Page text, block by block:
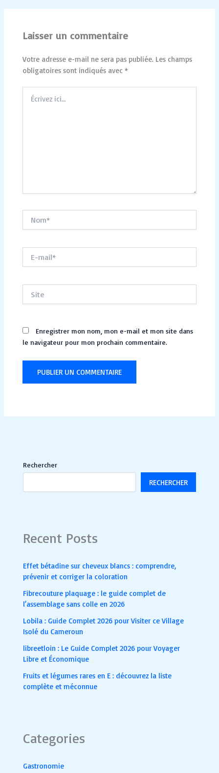
Laisser un commentaire
Votre adresse e-mail ne sera pas publiée. Les champs
obligatoires sont indiqués avec *
ici…
mail*
Enregistrer mon nom, mon e-mail et mon site dans
le navigateur pour mon prochain commentaire.
Rechercher
RECHERCHER
Recent Posts
Effet bétadine sur cheveux blancs : comprendre,
prévenir et corriger la coloration
Fibrecouture plaquage : le guide complet de
l’assemblage sans colle en 2026
Lobila : Guide Complet 2026 pour Visiter ce Village
Isolé du Cameroun
libreetloin : Le Guide Complet 2026 pour Voyager
Libre et Économique
Fruits et légumes rares en E : découvrez la liste
complète et méconnue
Categories
Gastronomie